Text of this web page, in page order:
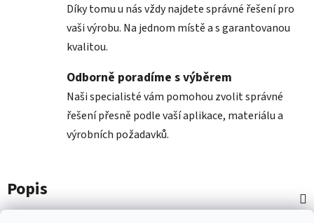
Díky tomu u nás vždy najdete správné řešení pro
vaši výrobu. Na jednom místě a s garantovanou
kvalitou.
Odborně poradíme s výběrem
Naši specialisté vám pomohou zvolit správné
řešení přesně podle vaší aplikace, materiálu a
výrobních požadavků.
Popis